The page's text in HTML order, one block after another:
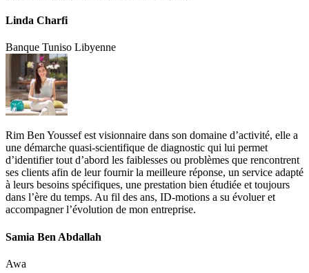
Linda Charfi
Banque Tuniso Libyenne
Rim Ben Youssef est visionnaire dans son domaine d’activité, elle a
une démarche quasi-scientifique de diagnostic qui lui permet
d’identifier tout d’abord les faiblesses ou problèmes que rencontrent
ses clients afin de leur fournir la meilleure réponse, un service adapté
à leurs besoins spécifiques, une prestation bien étudiée et toujours
dans l’ère du temps. Au fil des ans, ID-motions a su évoluer et
accompagner l’évolution de mon entreprise.
Samia Ben Abdallah
Awa